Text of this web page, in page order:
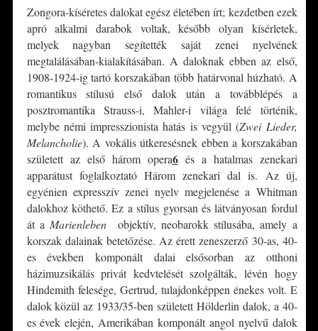
Zongora-kíséretes dalokat egész életében írt; kezdetben ezek
apró alkalmi darabok voltak, később olyan kísérletek,
melyek nagyban segítették saját zenei nyelvének
megtalálásában-kialakításában. A daloknak ebben az első,
1908-1924-ig tartó korszakában több határvonal húzható. A
romantikus stílusú első dalok után a továbblépés a
posztromantika Strauss-i, Mahler-i világa felé történik,
melybe némi impresszionista hatás is vegyül (Zwei Lieder,
Melancholie). A vokális útkeresésnek ebben a korszakában
született az első három opera6és a hatalmas zenekari
apparátust foglalkoztató Három zenekari dal is. Az új,
egyénien expresszív zenei nyelv megjelenése a Whitman
dalokhoz köthető. Ez a stílus gyorsan és látványosan fordul
át a Marienleben objektív, neobarokk stílusába, amely a
korszak dalainak betetőzése. Az érett zeneszerző 30-as, 40-
es években komponált dalai elsősorban az otthoni
házimuzsikálás privát kedvtelését szolgálták, lévén hogy
Hindemith felesége, Gertrud, tulajdonképpen énekes volt. E
dalok közül az 1933/35-ben született Hölderlin dalok, a 40-
es évek elején, Amerikában komponált angol nyelvű dalok